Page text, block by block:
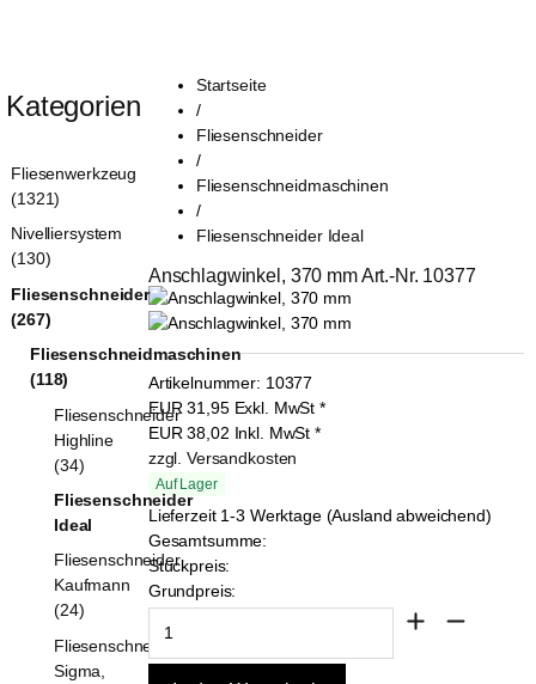
Startseite
/
Fliesenschneider
/
Fliesenschneidmaschinen
/
Fliesenschneider Ideal
Anschlagwinkel, 370 mm Art.-Nr. 10377
Artikelnummer: 10377
EUR31,95 Exkl. MwSt *
EUR38,02 Inkl. MwSt *
zzgl. Versandkosten
Auf Lager
Lieferzeit 1-3 Werktage (Ausland abweichend)
Gesamtsumme:
Stückpreis:
Grundpreis:
Kategorien
Fliesenwerkzeug
(1321)
Nivelliersystem
(130)
Fliesenschneider
(267)
Fliesenschneidmaschinen
(118)
Fliesenschneider
Highline
(34)
Fliesenschneider
Ideal
Fliesenschneider
Kaufmann
(24)
Fliesenschneider
Sigma,